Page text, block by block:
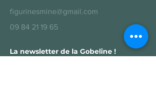
figurinesmine@gmail.com
09 84 21 19 65
La newsletter de la Gobeline !